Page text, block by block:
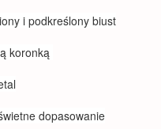
i podkreślony biust
koronką
dopasowanie